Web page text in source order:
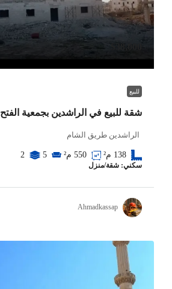
$38,000
للبيع
شقة للبيع في الراشدين بجمعية الفتح
الراشدين طريق الشام
138 م² 550 م² 5
2
سكني: شقة/منزل
Ahmadkassap